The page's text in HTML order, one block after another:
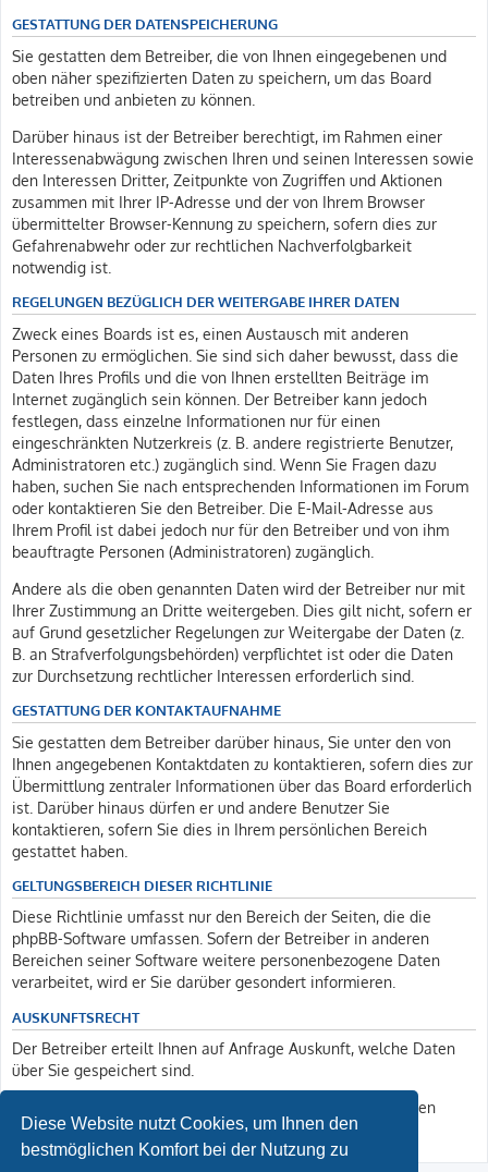
Diese Website nutzt Cookies, um Ihnen den
bestmöglichen Komfort bei der Nutzung zu
GESTATTUNG DER DATENSPEICHERUNG
Sie gestatten dem Betreiber, die von Ihnen eingegebenen und
oben näher spezifizierten Daten zu speichern, um das Board
betreiben und anbieten zu können.
Darüber hinaus ist der Betreiber berechtigt, im Rahmen einer
Interessenabwägung zwischen Ihren und seinen Interessen sowie
den Interessen Dritter, Zeitpunkte von Zugriffen und Aktionen
zusammen mit Ihrer IP-Adresse und der von Ihrem Browser
übermittelter Browser-Kennung zu speichern, sofern dies zur
Gefahrenabwehr oder zur rechtlichen Nachverfolgbarkeit
notwendig ist.
REGELUNGEN BEZÜGLICH DER WEITERGABE IHRER DATEN
Zweck eines Boards ist es, einen Austausch mit anderen
Personen zu ermöglichen. Sie sind sich daher bewusst, dass die
Daten Ihres Profils und die von Ihnen erstellten Beiträge im
Internet zugänglich sein können. Der Betreiber kann jedoch
festlegen, dass einzelne Informationen nur für einen
eingeschränkten Nutzerkreis (z. B. andere registrierte Benutzer,
Administratoren etc.) zugänglich sind. Wenn Sie Fragen dazu
haben, suchen Sie nach entsprechenden Informationen im Forum
oder kontaktieren Sie den Betreiber. Die E-Mail-Adresse aus
Ihrem Profil ist dabei jedoch nur für den Betreiber und von ihm
beauftragte Personen (Administratoren) zugänglich.
Andere als die oben genannten Daten wird der Betreiber nur mit
Ihrer Zustimmung an Dritte weitergeben. Dies gilt nicht, sofern er
auf Grund gesetzlicher Regelungen zur Weitergabe der Daten (z.
B. an Strafverfolgungsbehörden) verpflichtet ist oder die Daten
zur Durchsetzung rechtlicher Interessen erforderlich sind.
GESTATTUNG DER KONTAKTAUFNAHME
Sie gestatten dem Betreiber darüber hinaus, Sie unter den von
Ihnen angegebenen Kontaktdaten zu kontaktieren, sofern dies zur
Übermittlung zentraler Informationen über das Board erforderlich
ist. Darüber hinaus dürfen er und andere Benutzer Sie
kontaktieren, sofern Sie dies in Ihrem persönlichen Bereich
gestattet haben.
GELTUNGSBEREICH DIESER RICHTLINIE
Diese Richtlinie umfasst nur den Bereich der Seiten, die die
phpBB-Software umfassen. Sofern der Betreiber in anderen
Bereichen seiner Software weitere personenbezogene Daten
verarbeitet, wird er Sie darüber gesondert informieren.
AUSKUNFTSRECHT
Der Betreiber erteilt Ihnen auf Anfrage Auskunft, welche Daten
über Sie gespeichert sind.
Sie können jederzeit die Löschung bzw. Sperrung Ihrer Daten
verlangen. Kontaktieren Sie hierzu bitte den Betreiber.